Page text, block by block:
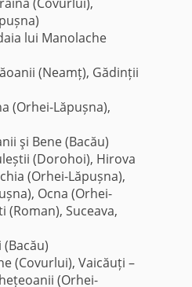
lui Manolache
(Neamț), Gădinții
(Orhei-Lăpușna),
şi Bene (Bacău)
(Dorohoi), Hirova
(Orhei-Lăpușna),
Ocna (Orhei-
(Roman), Suceava,
(Covurlui), Vaicăuți –
(Orhei-